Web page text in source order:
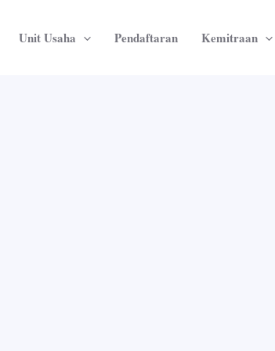
Unit Usaha Pendaftaran Kemitraan